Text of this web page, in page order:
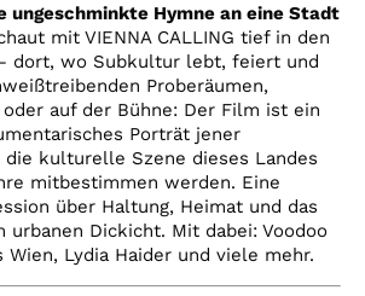
ungeschminkte Hymne an eine Stadt
mit VIENNA CALLING tief in den
dort, wo Subkultur lebt, feiert und
Proberäumen,
auf der Bühne: Der Film ist ein
Porträt jener
die kulturelle Szene dieses Landes
mitbestimmen werden. Eine
über Haltung, Heimat und das
urbanen Dickicht. Mit dabei: Voodoo
Wien, Lydia Haider und viele mehr.